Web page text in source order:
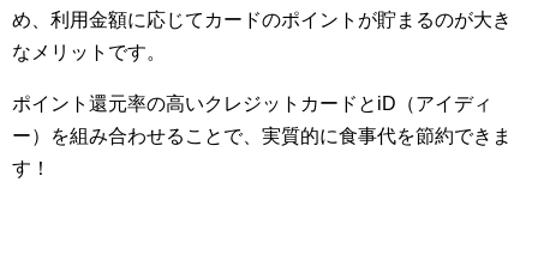
め、利用金額に応じてカードのポイントが貯まるのが大き
なメリットです。
ポイント還元率の高いクレジットカードとiD（アイディ
ー）を組み合わせることで、実質的に食事代を節約できま
す！